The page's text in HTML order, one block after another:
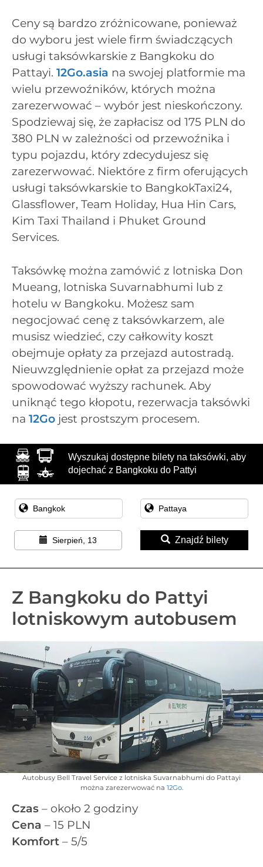
Ceny są bardzo zróżnicowane, ponieważ
do wyboru jest wiele firm świadczących
usługi taksówkarskie z Bangkoku do
Pattayi. 12Go.asia na swojej platformie ma
wielu przewoźników, których można
zarezerwować – wybór jest nieskończony.
Spodziewaj się, że zapłacisz od 175 PLN do
380 PLN w zależności od przewoźnika i
typu pojazdu, który zdecydujesz się
zarezerwować. Niektóre z firm oferujących
usługi taksówkarskie to BangkokTaxi24,
Glassflower, Team Holiday, Hua Hin Cars,
Kim Taxi Thailand i Phuket Ground
Services.
Taksówkę można zamówić z lotniska Don
Mueang, lotniska Suvarnabhumi lub z
hotelu w Bangkoku. Możesz sam
negocjować cenę z taksówkarzem, ale
musisz wiedzieć, czy całkowity koszt
obejmuje opłaty za przejazd autostradą.
Nieuwzględnienie opłat za przejazd może
spowodować wyższy rachunek. Aby
uniknąć tego kłopotu, rezerwacja taksówki
na 12Go jest prostszym procesem.
Wyszukaj dostępne bilety na taksówki, aby
dojechać z Bangkoku do Pattyi
Sierpień, 13 Znajdź bilety
Z Bangkoku do Pattyi
lotniskowym autobusem
Autobusy Bell Travel Service z lotniska Suvarnabhumi do Pattayi
można zarezerwować na 12Go.
Czas – około 2 godziny
Cena – 15 PLN
Komfort – 5/5